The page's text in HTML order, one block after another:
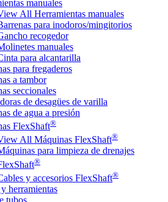
manuales
All Herramientas manuales
para inodoros/mingitorios
recogedor
manuales
para alcantarilla
para fregaderos
a tambor
seccionales
de desagües de varilla
de agua a presión
FlexShaft®
All Máquinas FlexShaft®
para limpieza de drenajes
®
y accesorios FlexShaft®
herramientas
tubos